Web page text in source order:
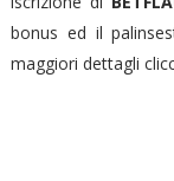
bonus ed il
maggiori dettagli